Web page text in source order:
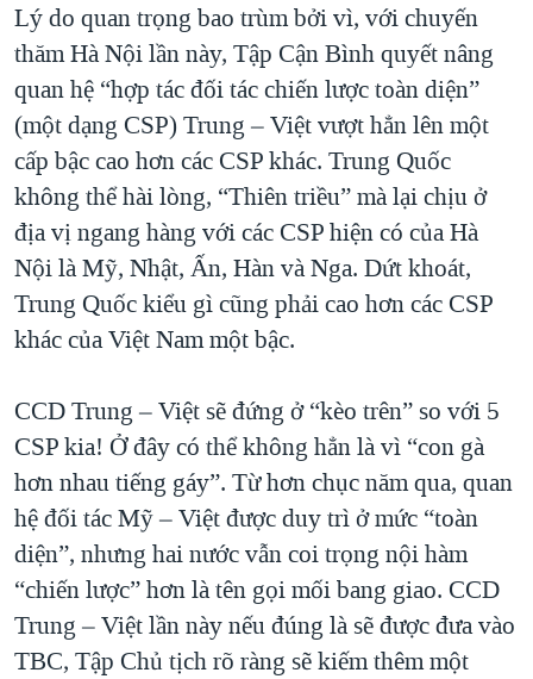
Lý do quan trọng bao trùm bởi vì, với chuyến
thăm Hà Nội lần này, Tập Cận Bình quyết nâng
quan hệ “hợp tác đối tác chiến lược toàn diện”
(một dạng CSP) Trung – Việt vượt hẳn lên một
cấp bậc cao hơn các CSP khác. Trung Quốc
không thể hài lòng, “Thiên triều” mà lại chịu ở
địa vị ngang hàng với các CSP hiện có của Hà
Nội là Mỹ, Nhật, Ấn, Hàn và Nga. Dứt khoát,
Trung Quốc kiểu gì cũng phải cao hơn các CSP
khác của Việt Nam một bậc.
CCD Trung – Việt sẽ đứng ở “kèo trên” so với 5
CSP kia! Ở đây có thể không hẳn là vì “con gà
hơn nhau tiếng gáy”. Từ hơn chục năm qua, quan
hệ đối tác Mỹ – Việt được duy trì ở mức “toàn
diện”, nhưng hai nước vẫn coi trọng nội hàm
“chiến lược” hơn là tên gọi mối bang giao. CCD
Trung – Việt lần này nếu đúng là sẽ được đưa vào
TBC, Tập Chủ tịch rõ ràng sẽ kiếm thêm một